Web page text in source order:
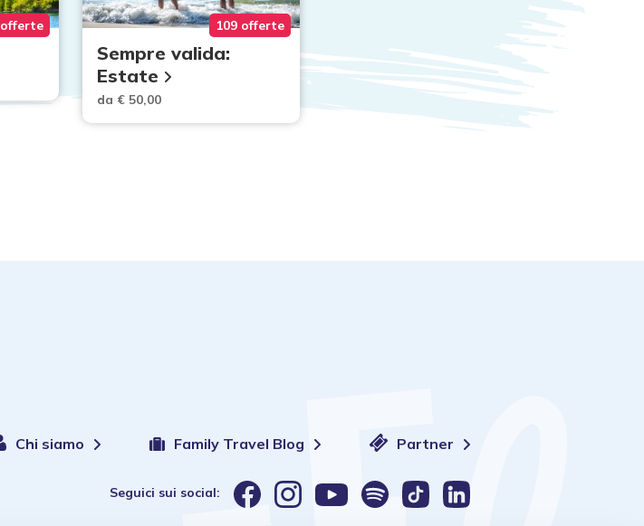
109 offerte
Sempre valida:
Estate
da € 50,00
Chi siamo Family Travel Blog Partner
Seguici sui social: